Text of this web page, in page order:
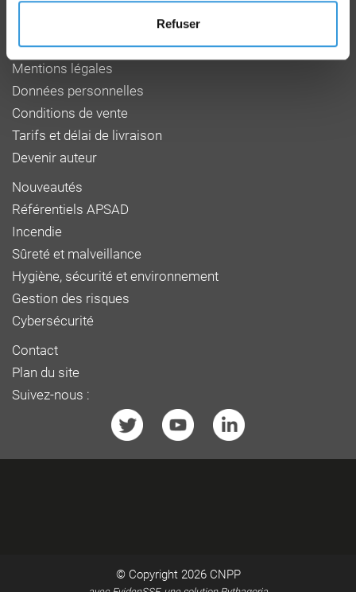
Refuser
Qui sommes-nous
Mentions légales
Données personnelles
Conditions de vente
Tarifs et délai de livraison
Devenir auteur
Nouveautés
Référentiels APSAD
Incendie
Sûreté et malveillance
Hygiène, sécurité et environnement
Gestion des risques
Cybersécurité
Contact
Plan du site
Suivez-nous :
© Copyright 2026 CNPP